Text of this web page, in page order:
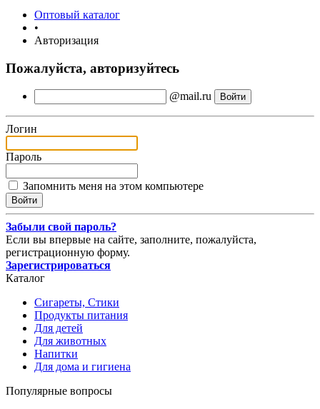
Оптовый каталог
•
Авторизация
Пожалуйста, авторизуйтесь
@mail.ru
Логин
Пароль
Запомнить меня на этом компьютере
Забыли свой пароль?
Если вы впервые на сайте, заполните, пожалуйста,
регистрационную форму.
Зарегистрироваться
Каталог
Сигареты, Стики
Продукты питания
Для детей
Для животных
Напитки
Для дома и гигиена
Популярные вопросы